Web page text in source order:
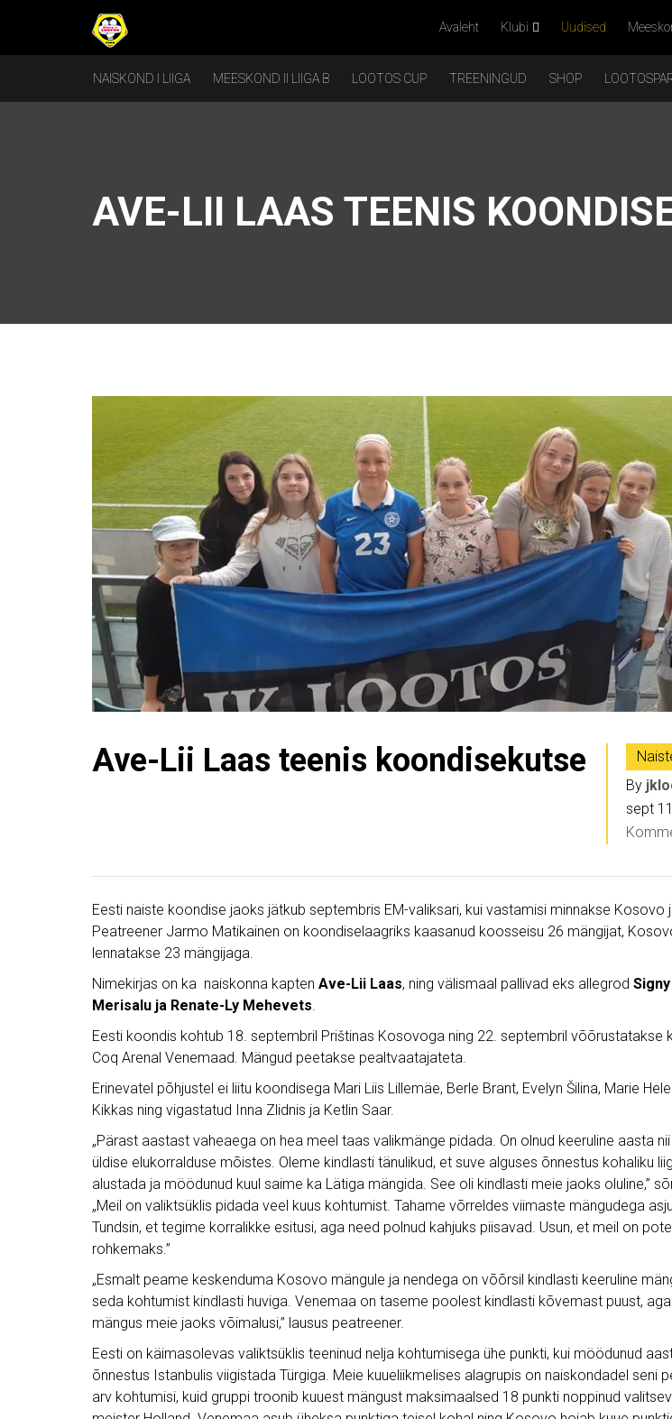
Avaleht Klubi Uudised
NAISKOND I LIIGA MEESKOND II LIIGA B LOOTOS CUP TREENINGUD SHOP
AVE-LII LAAS TEENIS
Ave-Lii Laas teenis koondisekutse
By
sept
Eesti naiste koondise jaoks jätkub septembris EM-valiksari, kui vastamisi minnakse Kosovo
Peatreener Jarmo Matikainen on koondiselaagriks kaasanud koosseisu 26 mängijat,
lennatakse 23 mängijaga.
Nimekirjas on ka naiskonna kapten Ave-Lii Laas, ning välismaal pallivad eks allegrod
Merisalu ja Renate-Ly Mehevets.
Eesti koondis kohtub 18. septembril Prištinas Kosovoga ning 22. septembril võõrustatakse
Coq Arenal Venemaad. Mängud peetakse pealtvaatajateta.
Erinevatel põhjustel ei liitu koondisega Mari Liis Lillemäe, Berle Brant, Evelyn Šilina, Marie
Kikkas ning vigastatud Inna Zlidnis ja Ketlin Saar.
„Pärast aastast vaheaega on hea meel taas valikmänge pidada. On olnud keeruline aasta
üldise elukorralduse mõistes. Oleme kindlasti tänulikud, et suve alguses õnnestus kohaliku
alustada ja möödunud kuul saime ka Lätiga mängida. See oli kindlasti meie jaoks oluline,”
„Meil on valiktsüklis pidada veel kuus kohtumist. Tahame võrreldes viimaste mängudega
Tundsin, et tegime korralikke esitusi, aga need polnud kahjuks piisavad. Usun, et meil on
rohkemaks.”
„Esmalt peame keskenduma Kosovo mängule ja nendega on võõrsil kindlasti keeruline
seda kohtumist kindlasti huviga. Venemaa on taseme poolest kindlasti kõvemast puust,
mängus meie jaoks võimalusi,” lausus peatreener.
Eesti on käimasolevas valiktsüklis teeninud nelja kohtumisega ühe punkti, kui möödunud
õnnestus Istanbulis viigistada Türgiga. Meie kuueliikmelises alagrupis on naiskondadel seni
arv kohtumisi, kuid gruppi troonib kuuest mängust maksimaalsed 18 punkti noppinud